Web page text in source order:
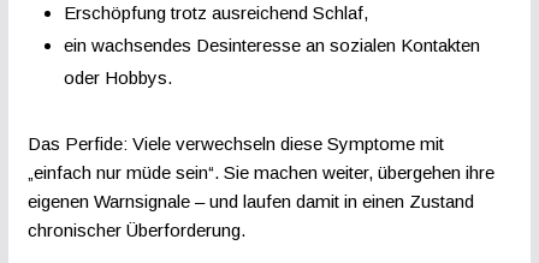
Erschöpfung trotz ausreichend Schlaf,
ein wachsendes Desinteresse an sozialen Kontakten
oder Hobbys.
Das Perfide: Viele verwechseln diese Symptome mit
„einfach nur müde sein“. Sie machen weiter, übergehen ihre
eigenen Warnsignale – und laufen damit in einen Zustand
chronischer Überforderung.